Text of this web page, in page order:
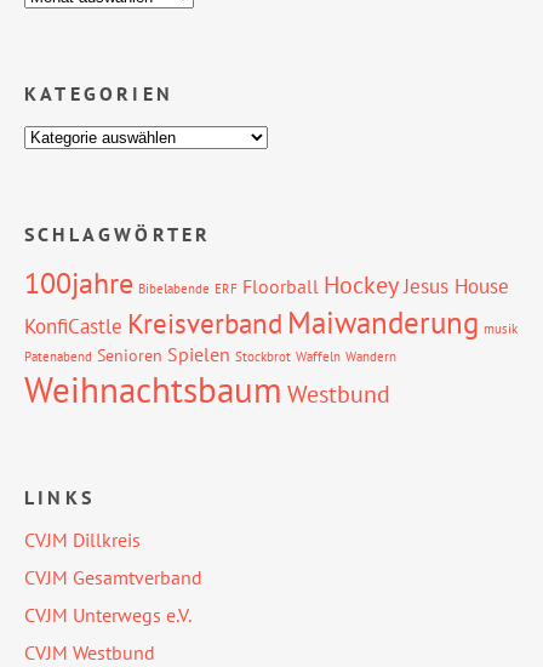
KATEGORIEN
SCHLAGWÖRTER
100jahre Bibelabende ERF Floorball HockeyJesus House
KonfiCastle Kreisverband Maiwanderung musik
Patenabend Senioren Spielen Stockbrot Waffeln Wandern
Weihnachtsbaum Westbund
LINKS
CVJM Dillkreis
CVJM Gesamtverband
CVJM Unterwegs e.V.
CVJM Westbund